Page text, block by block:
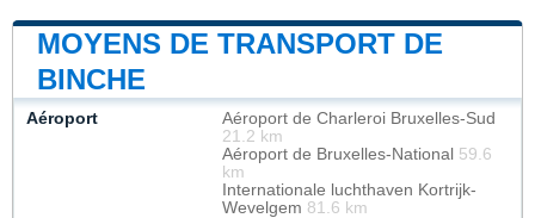
MOYENS DE TRANSPORT DE
BINCHE
Aéroport
Aéroport de Charleroi Bruxelles-Sud
21.2 km
Aéroport de Bruxelles-National 59.6
km
Internationale luchthaven Kortrijk-
Wevelgem 81.6 km